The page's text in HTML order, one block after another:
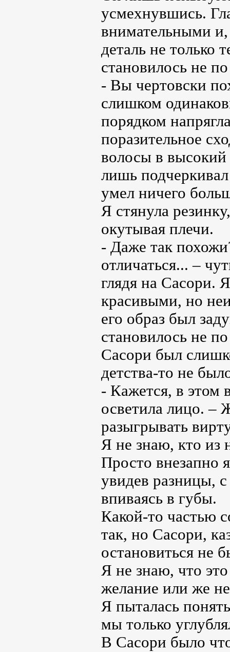
усмехнувшись.
внимательными
деталь не только
становилось не
- Вы чертовски
слишком
порядком
поразительное
волосы в высокий
лишь
умел ничего
Я стянула
окутывая плечи.
- Даже так
отличаться... –
глядя на Сасори.
красивыми, но
его образ был
становилось не
Сасори был
детства-то не
- Кажется, в этом
осветила лицо. –
разыгрывать
Я не знаю, кто из
Просто внезапно
увидев разницы,
впиваясь в губы.
Какой-то частью
так, но Сасори,
остановиться не
Я не знаю, что
желание или же
Я пыталась
мы только
В Сасори было